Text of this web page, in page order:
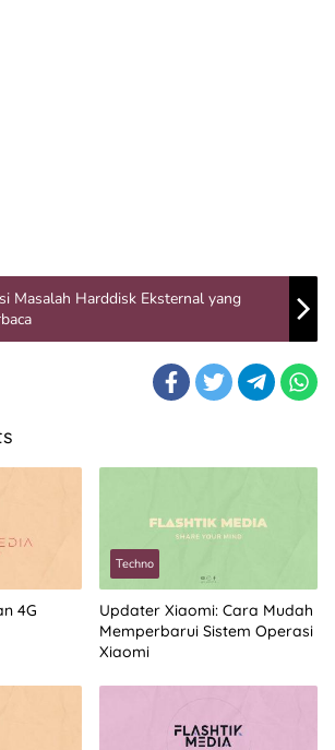
Masalah Harddisk Eksternal yang
4G
Techno
Updater Xiaomi: Cara Mudah
Memperbarui Sistem Operasi
Xiaomi